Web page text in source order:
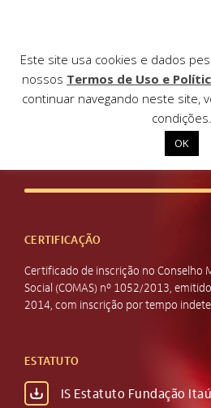
Nossas ações
Biblioteca
Notícias
Editais
Relatórios e documentos
CERTIFICAÇÃO
Certificado de inscrição no Conselho
Social (COMAS) nº 1052/2013,
2014, com inscrição por tempo
ESTATUTO
IS Estatuto Fundação Itaú
Este site usa cookies e dados
nossos Termos de Uso e
continuar navegando neste site,
condições.
OK